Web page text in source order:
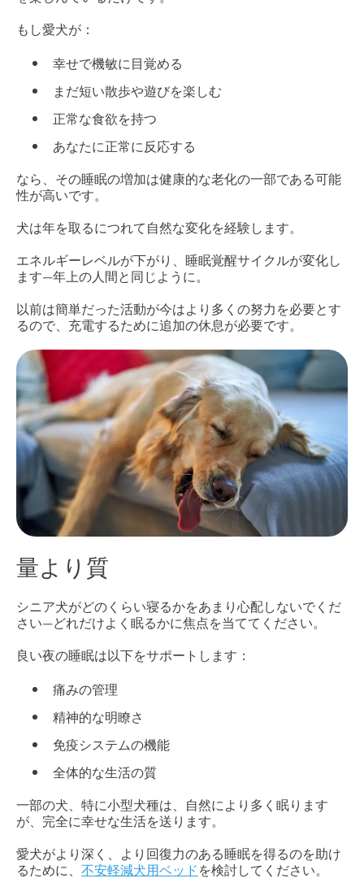
もし愛犬が：
幸せで機敏に目覚める
まだ短い散歩や遊びを楽しむ
正常な食欲を持つ
あなたに正常に反応する
なら、その睡眠の増加は健康的な老化の一部である可能
性が高いです。
犬は年を取るにつれて自然な変化を経験します。
エネルギーレベルが下がり、睡眠覚醒サイクルが変化し
ます—年上の人間と同じように。
以前は簡単だった活動が今はより多くの努力を必要とす
るので、充電するために追加の休息が必要です。
量より質
シニア犬がどのくらい寝るかをあまり心配しないでくだ
さい—どれだけよく眠るかに焦点を当ててください。
良い夜の睡眠は以下をサポートします：
痛みの管理
精神的な明瞭さ
免疫システムの機能
全体的な生活の質
一部の犬、特に小型犬種は、自然により多く眠ります
が、完全に幸せな生活を送ります。
愛犬がより深く、より回復力のある睡眠を得るのを助け
るために、 不安軽減犬用ベッド を検討してください。